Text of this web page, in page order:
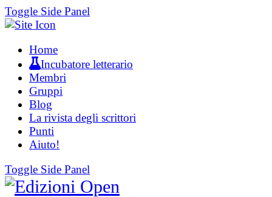
Toggle Side Panel
Home
Incubatore letterario
Membri
Gruppi
Blog
La rivista degli scrittori
Punti
Aiuto!
Toggle Side Panel